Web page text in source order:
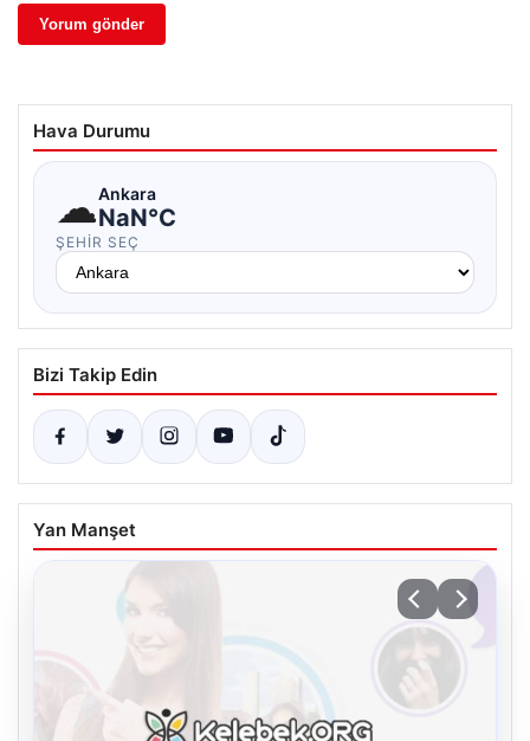
Hava Durumu
☁Ankara
NaN°C
ŞEHIR SEÇ
Bizi Takip Edin
Yan Manşet